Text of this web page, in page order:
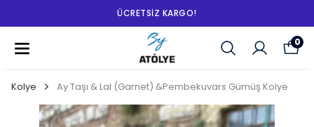
ÜCRETSIZ KARGO!
0
Kolye Ay Taşı & Lal (Garnet) &Pembekuvars Gümüş Kolye